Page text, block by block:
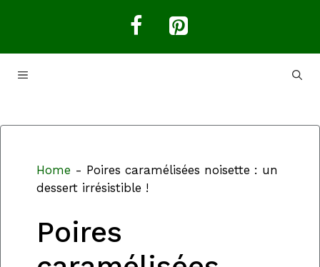
MENU
Home - Poires caramélisées noisette : un
dessert irrésistible !
Poires